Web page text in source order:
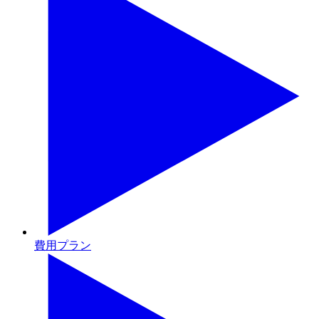
費用プラン